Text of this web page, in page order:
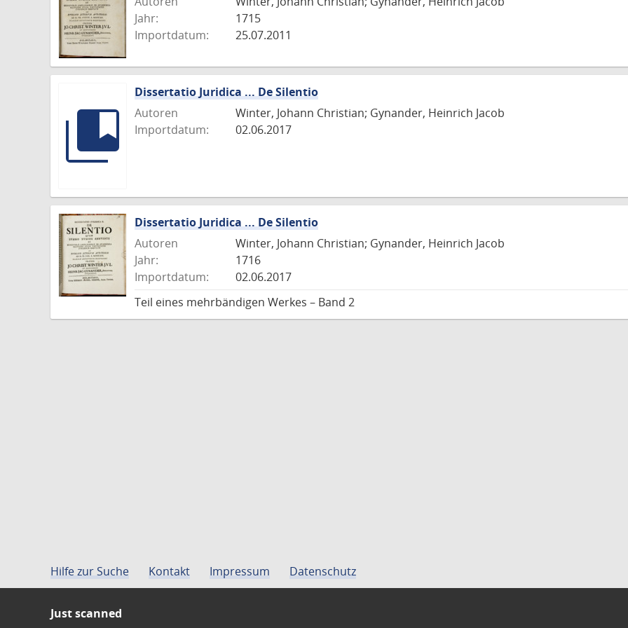
Jahr:
1715
Importdatum:
25.07.2011
Dissertatio Juridica ... De Silentio
Autoren
Winter, Johann Christian; Gynander, Heinrich Jacob
Importdatum:
02.06.2017
Dissertatio Juridica ... De Silentio
Autoren
Winter, Johann Christian; Gynander, Heinrich Jacob
Jahr:
1716
Importdatum:
02.06.2017
Teil eines mehrbändigen Werkes – Band 2
Hilfe zur Suche Kontakt Impressum Datenschutz
Just scanned